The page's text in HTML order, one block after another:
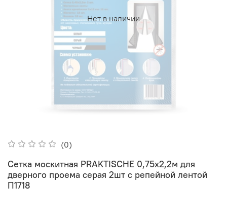
Нет в наличии
(0)
Сетка москитная PRAKTISCHE 0,75х2,2м для
дверного проема серая 2шт с репейной лентой
П1718